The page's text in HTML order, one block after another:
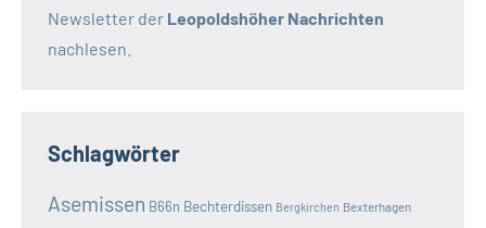
Newsletter der Leopoldshöher Nachrichten
nachlesen.
Schlagwörter
Asemissen B66n Bechterdissen Bergkirchen Bexterhagen